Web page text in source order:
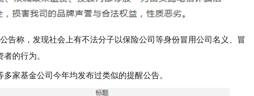
告称，发现社会上有不法分子以保险公司等身份冒用公司名义、冒
的行为。
家基金公司今年均发布过类似的提醒公告。